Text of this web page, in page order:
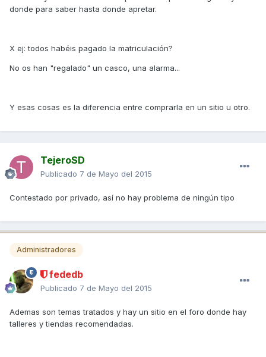
donde para saber hasta donde apretar.
X ej: todos habéis pagado la matriculación?
No os han "regalado" un casco, una alarma...
Y esas cosas es la diferencia entre comprarla en un sitio u otro.
TejeroSD
Publicado 7 de Mayo del 2015
Contestado por privado, así no hay problema de ningún tipo
Administradores
fededb
Publicado 7 de Mayo del 2015
Ademas son temas tratados y hay un sitio en el foro donde hay
talleres y tiendas recomendadas.